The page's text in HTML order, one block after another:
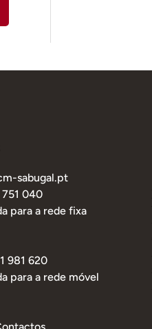
sabugal.pt
751 040
para a rede fixa
981 620
para a rede móvel